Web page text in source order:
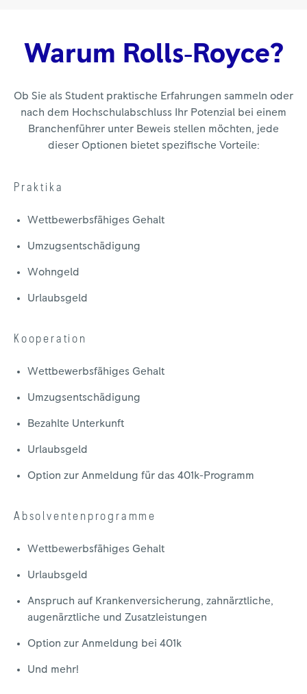
Warum Rolls‑Royce?
Ob Sie als Student praktische Erfahrungen sammeln oder
nach dem Hochschulabschluss Ihr Potenzial bei einem
Branchenführer unter Beweis stellen möchten, jede
dieser Optionen bietet spezifische Vorteile:
Praktika
Wettbewerbsfähiges Gehalt
Umzugsentschädigung
Wohngeld
Urlaubsgeld
Kooperation
Wettbewerbsfähiges Gehalt
Umzugsentschädigung
Bezahlte Unterkunft
Urlaubsgeld
Option zur Anmeldung für das 401k-Programm
Absolventenprogramme
Wettbewerbsfähiges Gehalt
Urlaubsgeld
Anspruch auf Krankenversicherung, zahnärztliche,
augenärztliche und Zusatzleistungen
Option zur Anmeldung bei 401k
Und mehr!